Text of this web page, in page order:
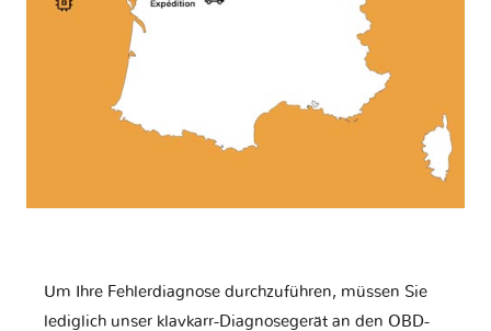
Um Ihre Fehlerdiagnose durchzuführen, müssen Sie
lediglich unser klavkarr-Diagnosegerät an den OBD-